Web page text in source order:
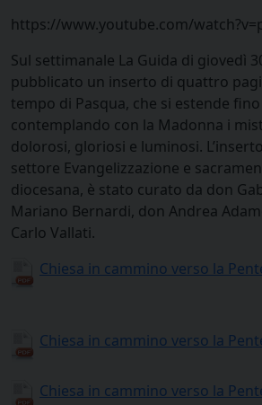
https://www.youtube.com/
Sul settimanale La Guida di giovedì
pubblicato un inserto di quattro
tempo di Pasqua, che si estende
contemplando con la Madonna i
dolorosi, gloriosi e luminosi.
settore Evangelizzazione e
diocesana, è stato curato da don
Mariano Bernardi, don Andrea
Carlo Vallati.
Chiesa in cammino verso la
Chiesa in cammino verso la
Chiesa in cammino verso la